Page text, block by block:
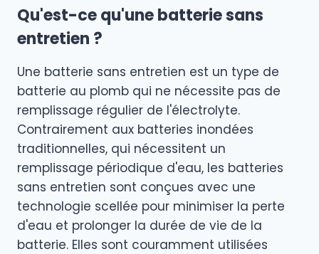
Qu'est-ce qu'une batterie sans
entretien ?
Une batterie sans entretien est un type de
batterie au plomb qui ne nécessite pas de
remplissage régulier de l'électrolyte.
Contrairement aux batteries inondées
traditionnelles, qui nécessitent un
remplissage périodique d'eau, les batteries
sans entretien sont conçues avec une
technologie scellée pour minimiser la perte
d'eau et prolonger la durée de vie de la
batterie. Elles sont couramment utilisées